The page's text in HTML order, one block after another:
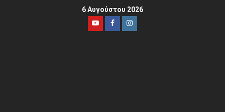
6 Αυγούστου 2026